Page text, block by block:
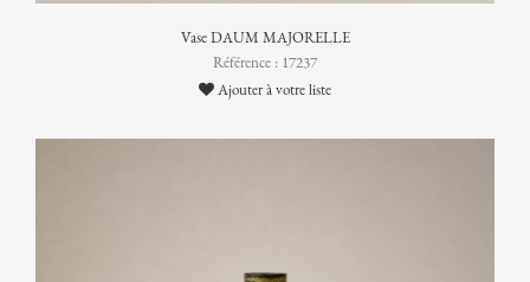
Vase DAUM MAJORELLE
Référence : 17237
Ajouter à votre liste